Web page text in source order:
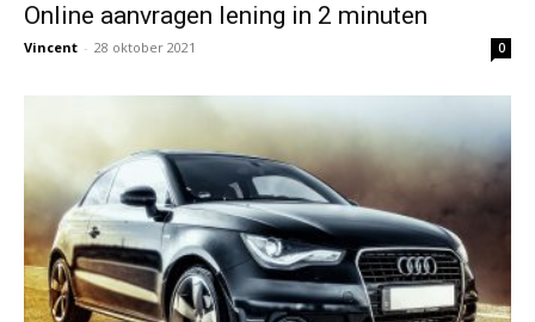
Online aanvragen lening in 2 minuten
Vincent - 28 oktober 2021 0